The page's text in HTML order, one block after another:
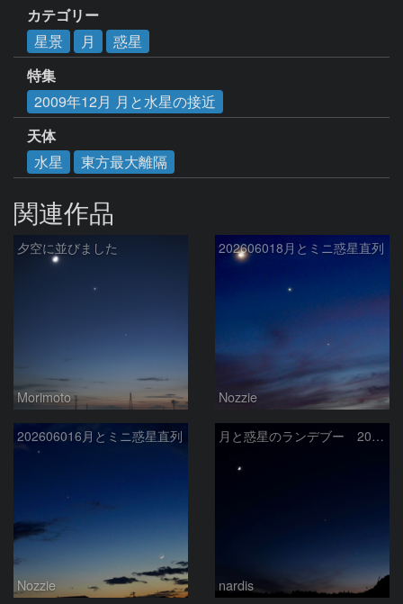
カテゴリー
星景
月
惑星
特集
2009年12月 月と水星の接近
天体
水星
東方最大離隔
関連作品
夕空に並びました
Morimoto
202606018月とミニ惑星直列
Nozzie
202606016月とミニ惑星直列
Nozzie
月と惑星のランデブー 2026/06/19
nardis